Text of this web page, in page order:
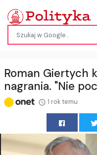
Roman Giertych
nagrania. "Nie
1 rok temu